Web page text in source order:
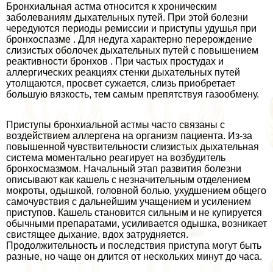
Бронхиальная астма относится к хроническим
заболеваниям дыхательных путей. При этой болезни
чередуются периоды ремиссии и приступы удушья при
бронхоспазме . Для недуга хаpaктерно перерождение
слизистых оболочек дыхательных путей с повышением
реактивности бронхов . При частых простудах и
аллергических реакциях стенки дыхательных путей
утолщаются, просвет сужается, слизь приобретает
большую вязкость, тем самым препятствуя газообмену.
Приступы бронхиальной астмы часто связаны с
воздействием аллергена на организм пациента. Из-за
повышенной чувствительности слизистых дыхательная
система моментально реагирует на возбудитель
бронхосмазмом. Начальный этап развития болезни
описывают как кашель с незначительным отделением
мокроты, одышкой, головной болью, ухудшением общего
самочувствия с дальнейшим учащением и усилением
приступов. Кашель становится сильным и не купируется
обычными препаратами, усиливается одышка, возникает
свистящее дыхание, вдох затрудняется.
Продолжительность и последствия приступа могут быть
разные, но чаще он длится от нескольких минут до часа.